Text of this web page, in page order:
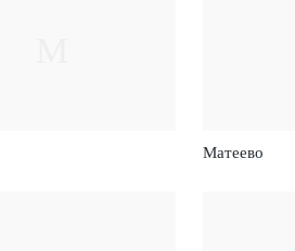
Матеево